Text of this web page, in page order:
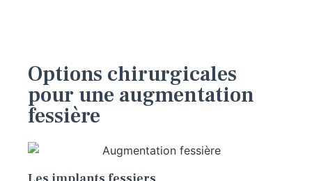
Options chirurgicales
pour une augmentation
fessière